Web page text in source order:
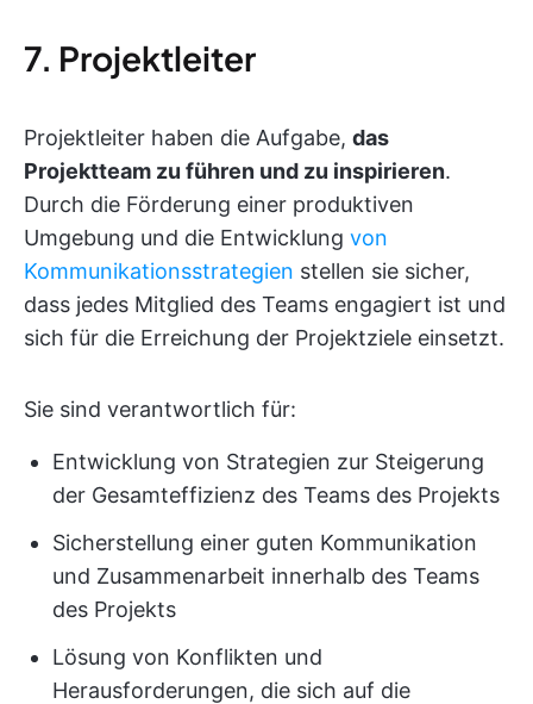
7. Projektleiter
Projektleiter haben die Aufgabe, das
Projektteam zu führen und zu inspirieren.
Durch die Förderung einer produktiven
Umgebung und die Entwicklung von
Kommunikationsstrategien stellen sie sicher,
dass jedes Mitglied des Teams engagiert ist und
sich für die Erreichung der Projektziele einsetzt.
Sie sind verantwortlich für:
Entwicklung von Strategien zur Steigerung
der Gesamteffizienz des Teams des Projekts
Sicherstellung einer guten Kommunikation
und Zusammenarbeit innerhalb des Teams
des Projekts
Lösung von Konflikten und
Herausforderungen, die sich auf die